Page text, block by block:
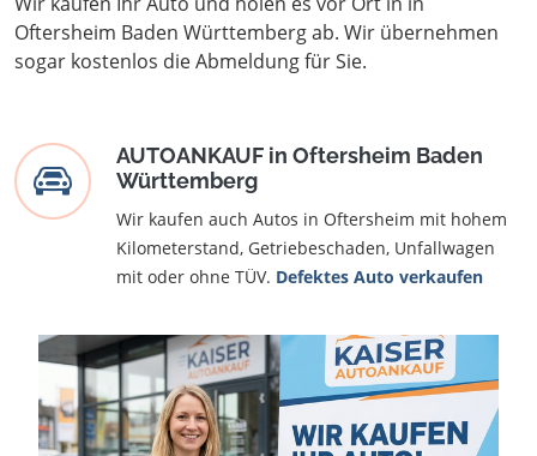
Oftersheim Baden Württemberg ab. Wir übernehmen
sogar kostenlos die Abmeldung für Sie.
AUTOANKAUF in Oftersheim Baden
Württemberg
Wir kaufen auch Autos in Oftersheim mit hohem
Kilometerstand, Getriebeschaden, Unfallwagen
mit oder ohne TÜV. Defektes Auto verkaufen